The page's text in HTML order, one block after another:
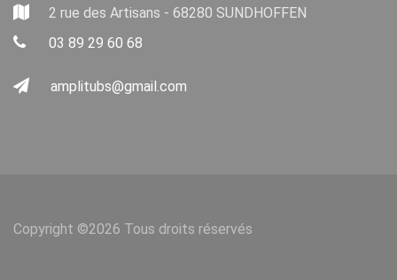
2 rue des Artisans - 68280 SUNDHOFFEN
03 89 29 60 68
amplitubs@gmail.com
Copyright ©2026 Tous droits réservés